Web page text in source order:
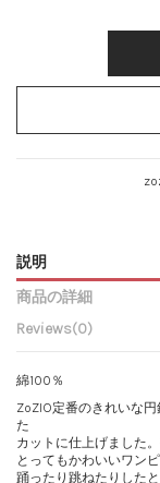
説明
商品の詳細
Reviews(0)
綿100％
ZoZIO定番のきれいな
た
カットに仕上げました
とってもかわいいワンピ
踊ったり跳ねたりした